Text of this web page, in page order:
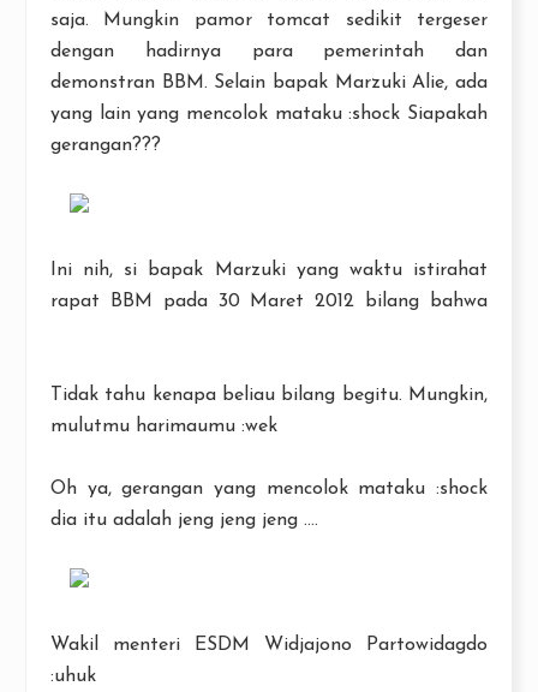
saja. Mungkin pamor tomcat sedikit tergeser
dengan hadirnya para pemerintah dan
demonstran BBM. Selain bapak Marzuki Alie, ada
yang lain yang mencolok mataku :shock Siapakah
gerangan???
Ini nih, si bapak Marzuki yang waktu istirahat
rapat BBM pada 30 Maret 2012 bilang bahwa
Tidak tahu kenapa beliau bilang begitu. Mungkin,
mulutmu harimaumu :wek
Oh ya, gerangan yang mencolok mataku :shock
dia itu adalah jeng jeng jeng ....
Wakil menteri ESDM Widjajono Partowidagdo
:uhuk